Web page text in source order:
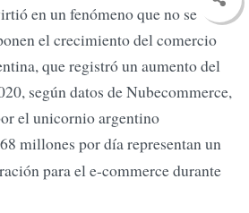
en un fenómeno que no se
el crecimiento del comercio
que registró un aumento del
según datos de Nubecommerce,
el unicornio argentino
millones por día representan un
para el e-commerce durante